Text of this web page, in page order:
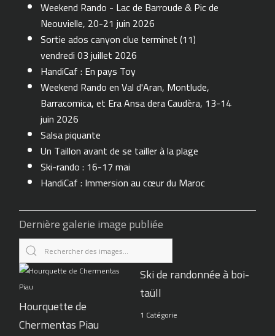
Weekend Rando - Lac de Barroude & Pic de
Neouvielle, 20-21 juin 2026
Sortie ados canyon clue terminet (11)
vendredi 03 juillet 2026
HandiCaf : En pays Toy
Weekend Rando en Val d'Aran, Montlude,
Barracomica, et Era Ansa dera Caudèra, 13-14
juin 2026
Salsa piquante
Un Taillon avant de se tailler à la plage
Ski-rando : 16-17 mai
HandiCaf : Immersion au cœur du Maroc
Dernière galerie image publiée
Hourquette de
Chermentas Piau
Ski de randonnée à boi-
taüll
1 Catégorie